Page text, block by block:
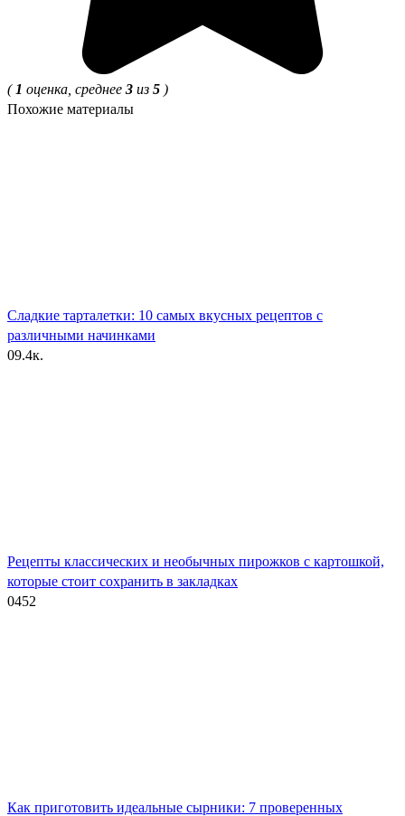
( 1 оценка, среднее 3 из 5 )
Похожие материалы
Сладкие тарталетки: 10 самых вкусных рецептов с
различными начинками
09.4к.
Рецепты классических и необычных пирожков с картошкой,
которые стоит сохранить в закладках
0452
Как приготовить идеальные сырники: 7 проверенных